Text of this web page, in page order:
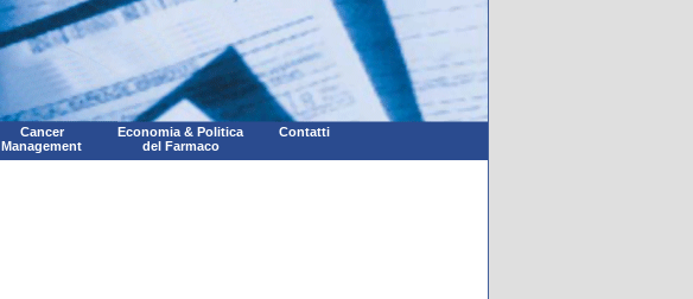
Cancer
Management
Economia & Politica
del Farmaco
Contatti